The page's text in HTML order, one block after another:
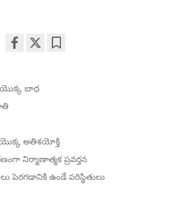
facebook
యొక్క బాధ
యొక్క అతిశయోక్తి
నిర్మాణాత్మక ప్రవర్తన
పెరగడానికి ఉండే పరిస్థితులు